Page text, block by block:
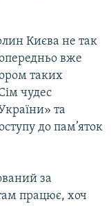
Києва не так
вже
таких
чудес
та
до пам’яток
за
працює, хоч